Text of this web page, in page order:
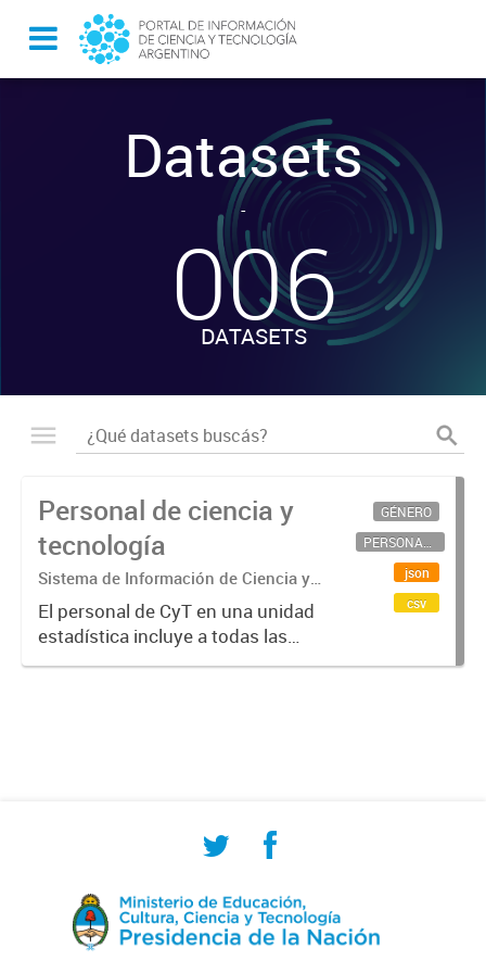
Datasets
-
006
DATASETS
Personal de ciencia y
tecnología
Sistema de Información de Ciencia y
Tecnología Argentino (SICYTAR)
El personal de CyT en una unidad
estadística incluye a todas las
personas involucradas
GÉNERO
PERSONAL CIENTÍFICO-TECNOLÓGICO
json
csv